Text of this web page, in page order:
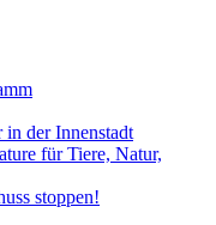
in der Innenstadt
für Tiere, Natur,
stoppen!